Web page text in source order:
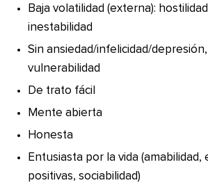
Baja volatilidad (externa):
inestabilidad
Sin ansiedad/infelicidad/
vulnerabilidad
De trato fácil
Mente abierta
Honesta
Entusiasta por la vida (amabilidad,
positivas, sociabilidad)